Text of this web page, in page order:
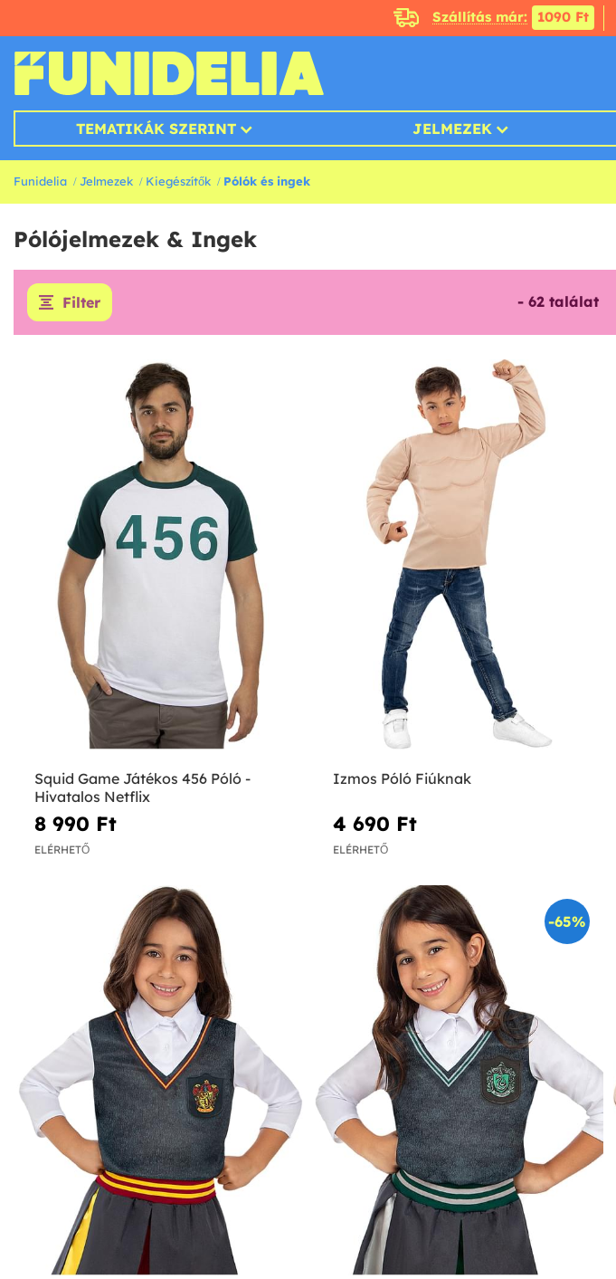
Szállítás már: 1090 Ft
TEMATIKÁK SZERINT JELMEZEK
Funidelia Jelmezek Kiegészítők Pólók és ingek
Pólójelmezek & Ingek
Filter - 62találat
Squid Game Játékos 456 Póló -
Hivatalos Netflix
8 990 Ft‎
ELÉRHETŐ
Izmos Póló Fiúknak
4 690 Ft‎
ELÉRHETŐ
-65%